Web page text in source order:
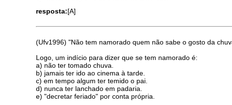
resposta:[A]
(Ufv1996) "Não tem namorado quem não sabe o gosto da
Logo, um indício para dizer que se tem namorado é:
a) não ter tomado chuva.
b) jamais ter ido ao cinema à tarde.
c) em tempo algum ter temido o pai.
d) nunca ter lanchado em padaria.
e) "decretar feriado" por conta própria.